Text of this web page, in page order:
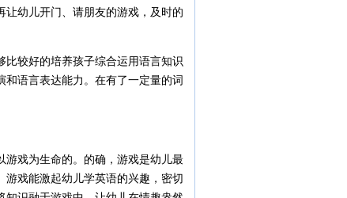
幼儿开门、请朋友的游戏，及时的
较好的培养孩子综合运用语言知识
语言表达能力。在有了一定量的词
戏为生命的。的确，游戏是幼儿最
戏能激起幼儿学英语的兴趣，密切